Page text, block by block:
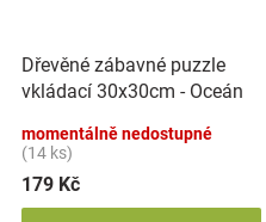
Dřevěné zábavné puzzle
vkládací 30x30cm - Oceán
momentálně nedostupné
(14 ks)
179 Kč